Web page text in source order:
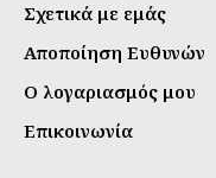
Σχετικά με εμάς
Αποποίηση Ευθυνών
Ο λογαριασμός μου
Επικοινωνία